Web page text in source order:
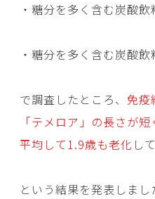
・糖分を多く含む炭酸飲
・糖分を多く含む炭酸
で調査したところ、 免疫
「テメロア」の長さが
平均して1.9歳も老化 し
という結果を発表しまし